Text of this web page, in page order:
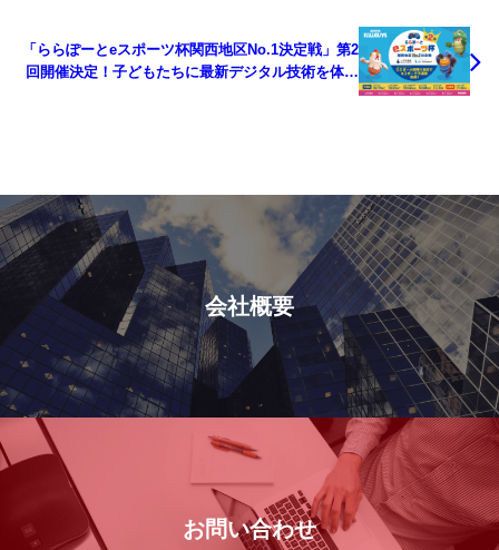
「ららぽーとeスポーツ杯関西地区No.1決定戦」第2
回開催決定！子どもたちに最新デジタル技術を体感
会社概要
お問い合わせ